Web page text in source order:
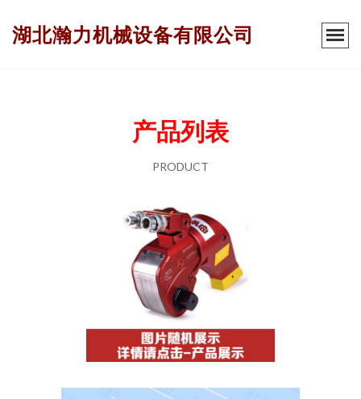
湖北瀚力机械设备有限公司
产品列表
PRODUCT